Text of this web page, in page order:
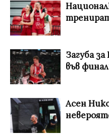
Загуба
във
Асен